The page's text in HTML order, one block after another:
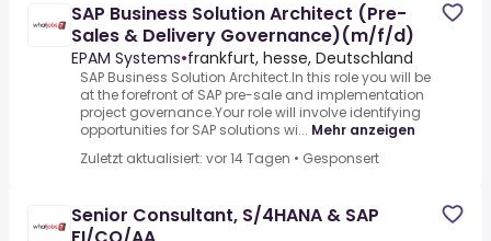
SAP Business Solution Architect (Pre-
Sales & Delivery Governance)(m/f/d)
EPAM Systems•frankfurt, hesse, Deutschland
SAP Business Solution Architect.In this role you will be
at the forefront of SAP pre-sale and implementation
project governance.Your role will involve identifying
opportunities for SAP solutions wi... Mehr anzeigen
Zuletzt aktualisiert: vor 14 Tagen • Gesponsert
Senior Consultant, S/4HANA & SAP